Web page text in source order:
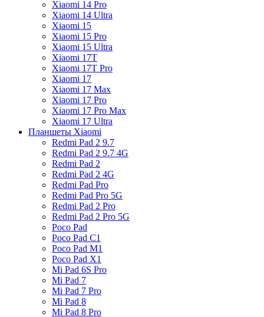
Xiaomi 14 Pro
Xiaomi 14 Ultra
Xiaomi 15
Xiaomi 15 Pro
Xiaomi 15 Ultra
Xiaomi 17T
Xiaomi 17T Pro
Xiaomi 17
Xiaomi 17 Max
Xiaomi 17 Pro
Xiaomi 17 Pro Max
Xiaomi 17 Ultra
Планшеты Xiaomi
Redmi Pad 2 9.7
Redmi Pad 2 9.7 4G
Redmi Pad 2
Redmi Pad 2 4G
Redmi Pad Pro
Redmi Pad Pro 5G
Redmi Pad 2 Pro
Redmi Pad 2 Pro 5G
Poco Pad
Poco Pad C1
Poco Pad M1
Poco Pad X1
Mi Pad 6S Pro
Mi Pad 7
Mi Pad 7 Pro
Mi Pad 8
Mi Pad 8 Pro